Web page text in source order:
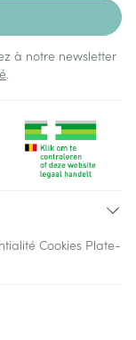
à notre newsletter
.
Cookies Plate-